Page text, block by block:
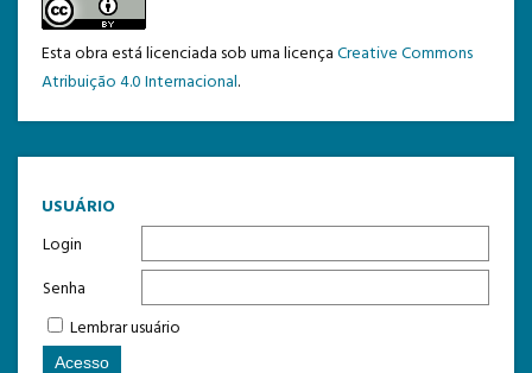
USUÁRIO
Login
Senha
Lembrar usuário
Esta obra está licenciada sob uma licençaCreative Commons
Atribuição 4.0 Internacional.